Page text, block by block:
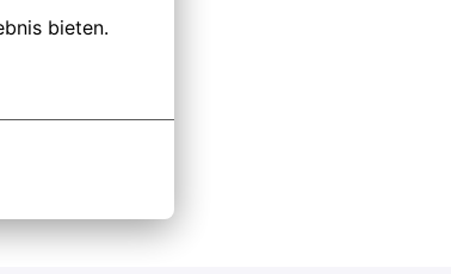
bieten.